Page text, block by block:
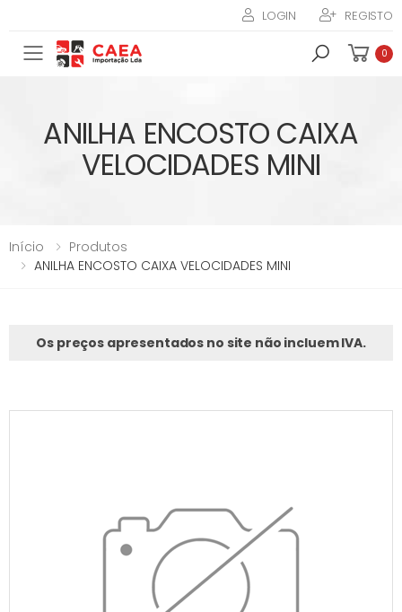
LOGIN REGISTO
Toggle mobile menu 0
ANILHA ENCOSTO CAIXA
VELOCIDADES MINI
Início
Produtos
ANILHA ENCOSTO CAIXA VELOCIDADES MINI
Os preços apresentados no site não incluem IVA.